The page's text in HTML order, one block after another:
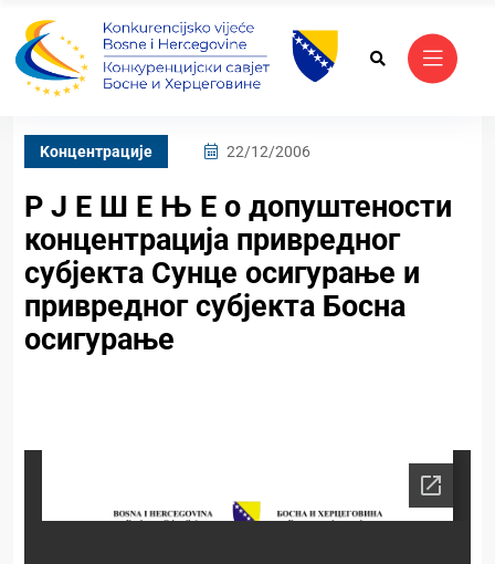
Kонцентрације 22/12/2006
Р Ј Е Ш Е Њ Е о допуштености
концентрација привредног
субјекта Сунце осигурање и
привредног субјекта Босна
осигурање